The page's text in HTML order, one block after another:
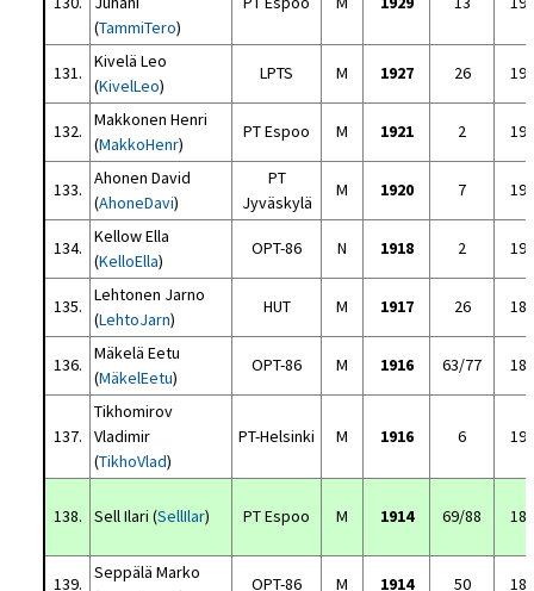
(TammiTero)
131.
Kivelä Leo
(KivelLeo)
LPTS M 1927 26
132.
Makkonen Henri
(MakkoHenr)
PT Espoo M 1921 2
133.
Ahonen David
(AhoneDavi)
PT
Jyväskylä
M 1920 7
134.
Kellow Ella
(KelloElla)
OPT-86 N 1918 2
135.
Lehtonen Jarno
(LehtoJarn)
HUT M 1917 26
136.
Mäkelä Eetu
(MäkelEetu)
OPT-86 M 1916 63/77
137.
Tikhomirov
Vladimir
(TikhoVlad)
PT-Helsinki M 1916 6
138. Sell Ilari (SellIlar) PT Espoo M 1914 69/88
139.
Seppälä Marko
OPT-86 M 1914 50